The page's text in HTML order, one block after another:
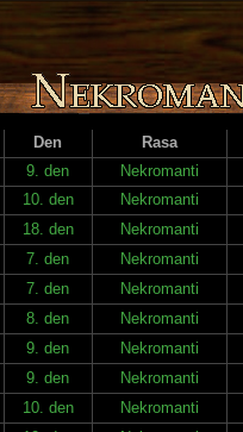
Den Rasa
9. den Nekromanti
10. den Nekromanti
18. den Nekromanti
7. den Nekromanti
7. den Nekromanti
8. den Nekromanti
9. den Nekromanti
9. den Nekromanti
10. den Nekromanti